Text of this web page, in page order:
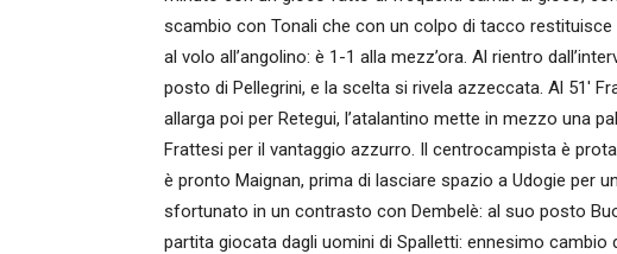
scambio con Tonali che con un colpo di tacco restituisce
al volo all’angolino: è 1-1 alla mezz’ora. Al rientro
posto di Pellegrini, e la scelta si rivela azzeccata. Al 51′
allarga poi per Retegui, l’atalantino mette in mezzo una
Frattesi per il vantaggio azzurro. Il centrocampista è
è pronto Maignan, prima di lasciare spazio a Udogie per
sfortunato in un contrasto con Dembelè: al suo posto
partita giocata dagli uomini di Spalletti: ennesimo